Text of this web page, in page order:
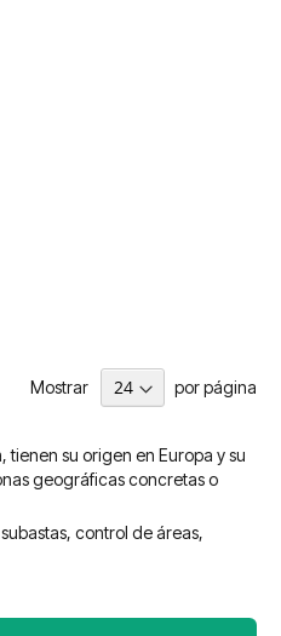
Mostrar por página
tienen su origen en Europa y su
geográficas concretas o
control de áreas,